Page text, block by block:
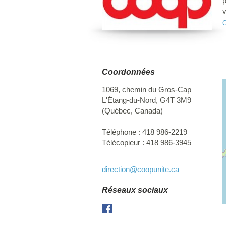
Coordonnées
1069, chemin du Gros-Cap
L'Étang-du-Nord, G4T 3M9
(Québec, Canada)
Téléphone : 418 986-2219
Télécopieur : 418 986-3945
direction@coopunite.ca
Réseaux sociaux